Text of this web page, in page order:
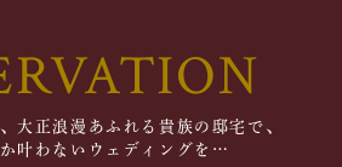
大正浪漫あふれる貴族の邸宅で、
叶わないウェディングを…